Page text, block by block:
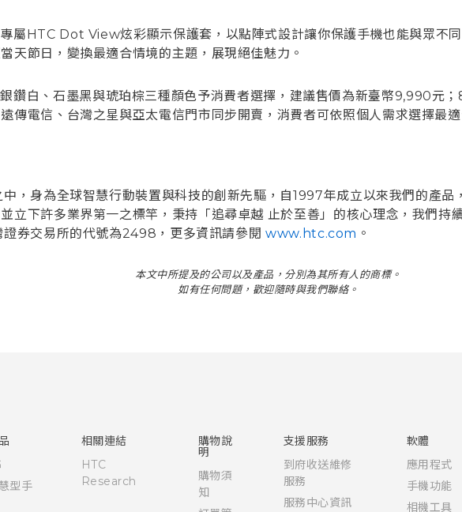
HTC Dot View炫彩顯示保護套，以點陣式設計讓你保護手機也能與眾不同
天節日，變換最適合情境的主題，展現絕佳魅力。
白、石墨黑與琥珀棕三種顏色予消費者選擇，建議售價為新臺幣9,990元
傳電信、台灣之星與亞太電信門市同步開賣，消費者可依照個人需求選擇最
，身為全球智慧行動裝置與科技的創新先驅，自1997年成立以來我們的產
立下許多業界第一之標竿，秉持「追尋卓越 止於至善」的核心理念，我們持
證券交易所的代號為2498，更多資訊請參閱www.htc.com 。
本文中所提及的公司以及產品，分別為其所有人的商標。
如有任何問題，歡迎隨時與我們聯絡。
型手
相關連結
HTC
Research
購物說
明
購物須
知
支援服務
到府收送維修
服務
服務中心資訊
軟體
應用程式
手機功能
相機工具